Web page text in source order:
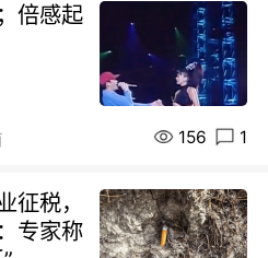
倍感起
156 1
征税，
专家称